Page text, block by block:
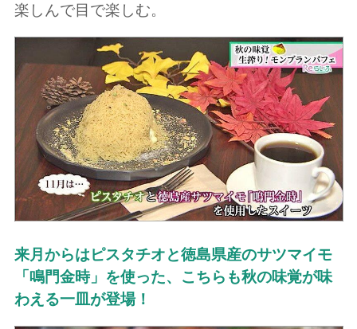
楽しんで目で楽しむ。
来月からはピスタチオと徳島県産のサツマイモ
「鳴門金時」を使った、こちらも秋の味覚が味
わえる一皿が登場！